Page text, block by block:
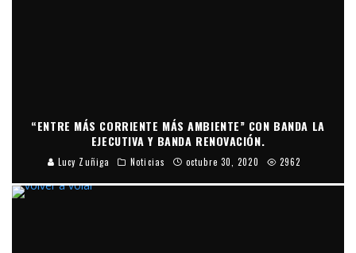
“ENTRE MÁS CORRIENTE MÁS AMBIENTE” CON BANDA LA
EJECUTIVA Y BANDA RENOVACIÓN.
Lucy Zuñiga Noticias octubre 30, 2020 2962